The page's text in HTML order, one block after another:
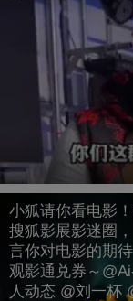
小狐请你看电影
搜狐影展影迷圈
言你对电影的期
观影通兑券～
人动态 @刘一杯